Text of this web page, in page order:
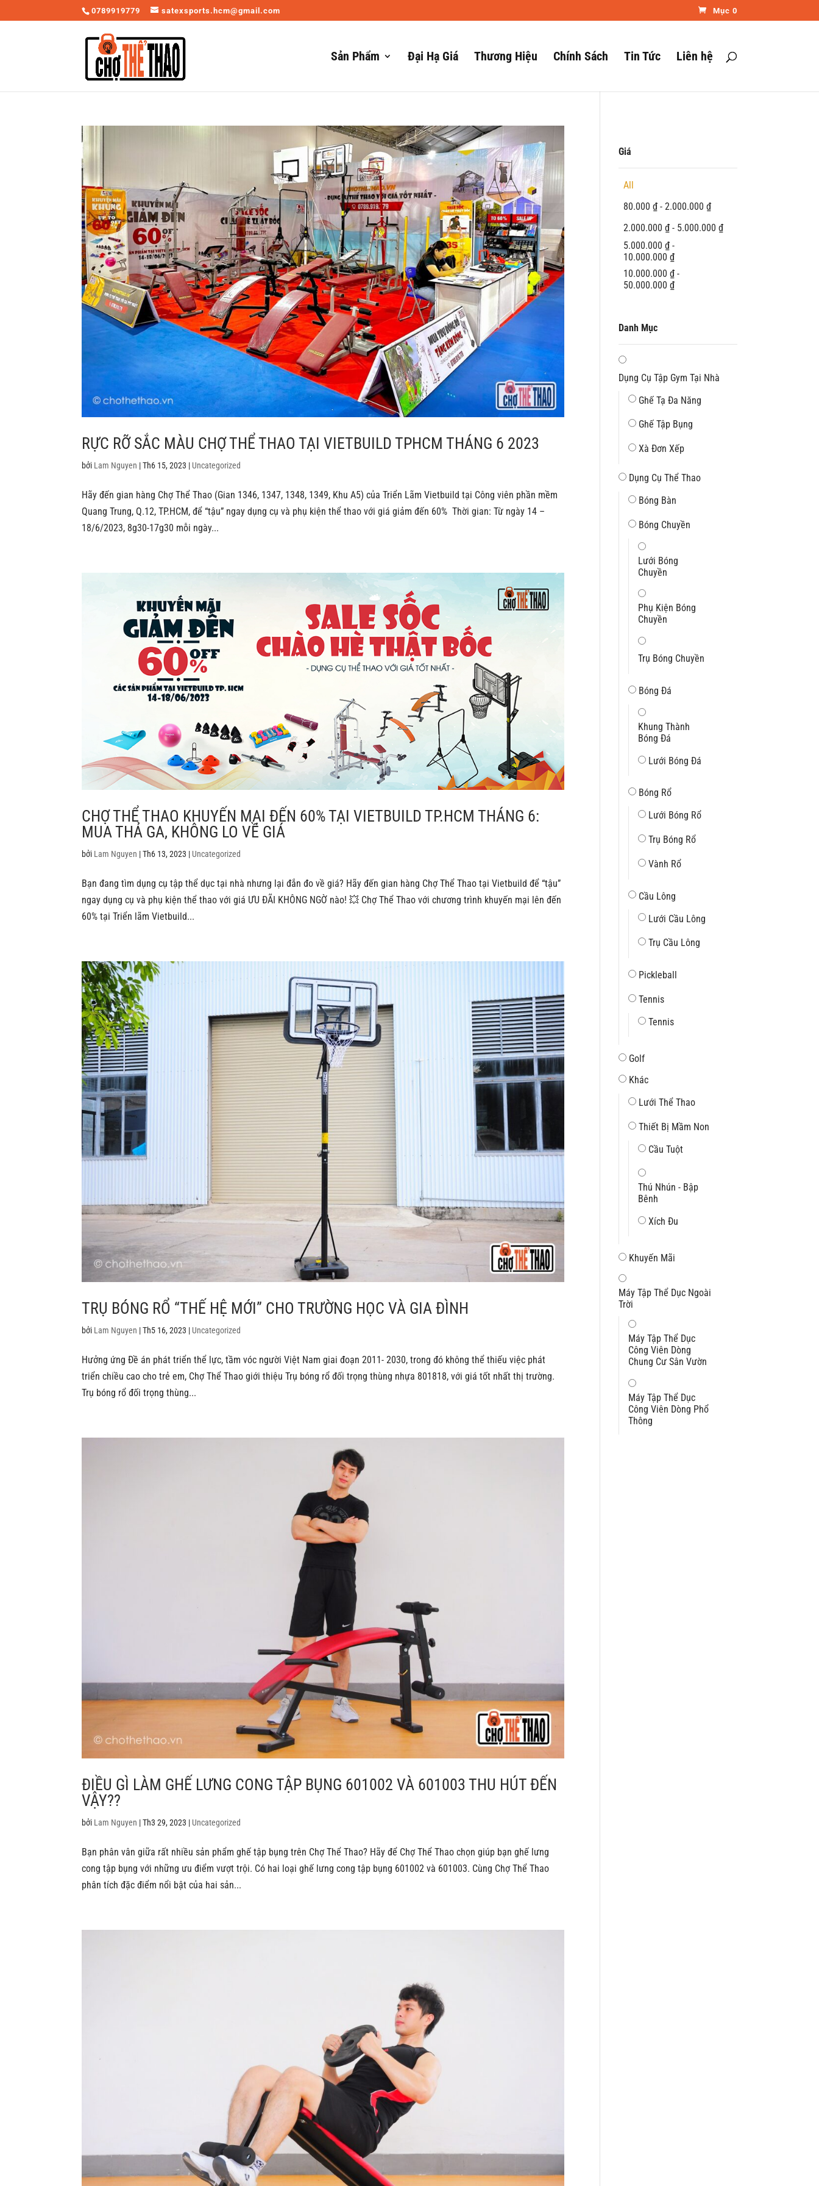
0789919779 satexsports.hcm@gmail.com Mục 0
Sản Phẩm Đại Hạ Giá Thương Hiệu Chính Sách Tin Tức Liên hệ
RỰC RỠ SẮC MÀU CHỢ THỂ THAO TẠI VIETBUILD TPHCM THÁNG 6 2023
bởi Lam Nguyen |Th6 15, 2023 | Uncategorized
Hãy đến gian hàng Chợ Thể Thao (Gian 1346, 1347, 1348, 1349, Khu A5) của Triển Lãm Vietbuild tại Công viên phần mềm
Quang Trung, Q.12, TP.HCM, để “tậu” ngay dụng cụ và phụ kiện thể thao với giá giảm đến 60% Thời gian: Từ ngày 14 –
18/6/2023, 8g30-17g30 mỗi ngày...
CHỢ THỂ THAO KHUYẾN MẠI ĐẾN 60% TẠI VIETBUILD TP.HCM THÁNG 6:
MUA THẢ GA, KHÔNG LO VỀ GIÁ
bởi Lam Nguyen |Th6 13, 2023 | Uncategorized
Bạn đang tìm dụng cụ tập thể dục tại nhà nhưng lại đắn đo về giá? Hãy đến gian hàng Chợ Thể Thao tại Vietbuild để “tậu”
ngay dụng cụ và phụ kiện thể thao với giá ƯU ĐÃI KHÔNG NGỜ nào! 💥 Chợ Thể Thao với chương trình khuyến mại lên đến
60% tại Triển lãm Vietbuild...
TRỤ BÓNG RỔ “THẾ HỆ MỚI” CHO TRƯỜNG HỌC VÀ GIA ĐÌNH
bởi Lam Nguyen |Th5 16, 2023 | Uncategorized
Hưởng ứng Đề án phát triển thể lực, tầm vóc người Việt Nam giai đoạn 2011- 2030, trong đó không thể thiếu việc phát
triển chiều cao cho trẻ em, Chợ Thể Thao giới thiệu Trụ bóng rổ đối trọng thùng nhựa 801818, với giá tốt nhất thị trường.
Trụ bóng rổ đối trọng thùng...
ĐIỀU GÌ LÀM GHẾ LƯNG CONG TẬP BỤNG 601002 VÀ 601003 THU HÚT ĐẾN
VẬY??
bởi Lam Nguyen |Th3 29, 2023 | Uncategorized
Bạn phân vân giữa rất nhiều sản phẩm ghế tập bụng trên Chợ Thể Thao? Hãy để Chợ Thể Thao chọn giúp bạn ghế lưng
cong tập bụng với những ưu điểm vượt trội. Có hai loại ghế lưng cong tập bụng 601002 và 601003. Cùng Chợ Thể Thao
phân tích đặc điểm nổi bật của hai sản...
Giá
All
80.000₫-2.000.000₫
2.000.000₫- 5.000.000₫
5.000.000₫-
10.000.000₫
10.000.000₫-
50.000.000₫
Danh Mục
Dụng Cụ Tập Gym Tại Nhà
Ghế Tạ Đa Năng
Ghế Tập Bụng
Xà Đơn Xếp
Dụng Cụ Thể Thao
Bóng Bàn
Bóng Chuyền
Lưới Bóng
Chuyền
Phụ Kiện Bóng
Chuyền
Trụ Bóng Chuyền
Bóng Đá
Khung Thành
Bóng Đá
Lưới Bóng Đá
Bóng Rổ
Lưới Bóng Rổ
Trụ Bóng Rổ
Vành Rổ
Cầu Lông
Lưới Cầu Lông
Trụ Cầu Lông
Pickleball
Tennis
Tennis
Golf
Khác
Lưới Thể Thao
Thiết Bị Mầm Non
Cầu Tuột
Thú Nhún - Bập
Bênh
Xích Đu
Khuyến Mãi
Máy Tập Thể Dục Ngoài
Trời
Máy Tập Thể Dục
Công Viên Dòng
Chung Cư Sân Vườn
Máy Tập Thể Dục
Công Viên Dòng Phổ
Thông